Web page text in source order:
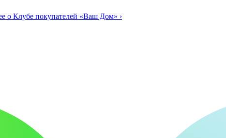
о Клубе покупателей «Ваш Дом» ›